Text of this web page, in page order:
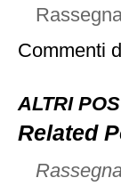
Commenti
ALTRI
Related